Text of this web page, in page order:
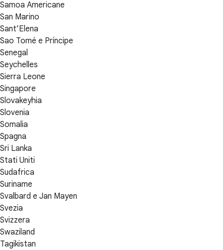
Samoa Americane
San Marino
Sant’Elena
Sao Tomé e Príncipe
Senegal
Seychelles
Sierra Leone
Singapore
Slovakeyhia
Slovenia
Somalia
Spagna
Sri Lanka
Stati Uniti
Sudafrica
Suriname
Svalbard e Jan Mayen
Svezia
Svizzera
Swaziland
Tagikistan